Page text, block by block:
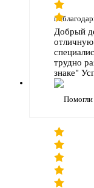
Добрый
трудно
знаке"